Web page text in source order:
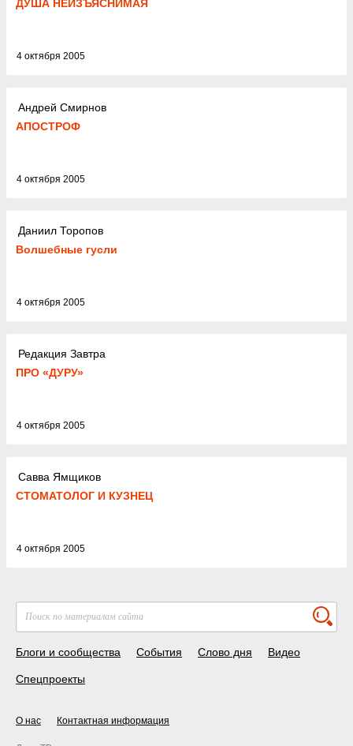
ДУША НЕИЗЪЯСНИМАЯ
4 октября 2005
Андрей Смирнов
АПОСТРОФ
4 октября 2005
Даниил Торопов
Волшебные гусли
4 октября 2005
Редакция Завтра
ПРО «ДУРУ»
4 октября 2005
Савва Ямщиков
СТОМАТОЛОГ И КУЗНЕЦ
4 октября 2005
Блоги и сообщества События Слово дня Видео
Спецпроекты
О нас Контактная информация